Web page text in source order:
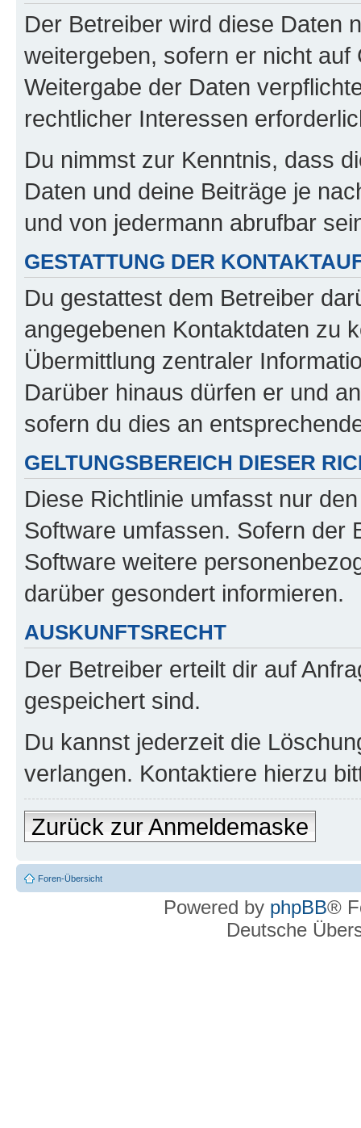
Der Betreiber wird diese Daten
weitergeben, sofern er nicht
Weitergabe der Daten
rechtlicher Interessen
Du nimmst zur Kenntnis, dass
Daten und deine Beiträge je
und von jedermann abrufbar
GESTATTUNG DER
Du gestattest dem Betreiber
angegebenen Kontaktdaten zu
Übermittlung zentraler
Darüber hinaus dürfen er und
sofern du dies an
GELTUNGSBEREICH DIESER
Diese Richtlinie umfasst nur
Software umfassen. Sofern der
Software weitere
darüber gesondert informieren.
AUSKUNFTSRECHT
Der Betreiber erteilt dir auf
gespeichert sind.
Du kannst jederzeit die
verlangen. Kontaktiere hierzu
Zurück zur Anmeldemaske
Foren-Übersicht
Powered by phpBB®
Deutsche